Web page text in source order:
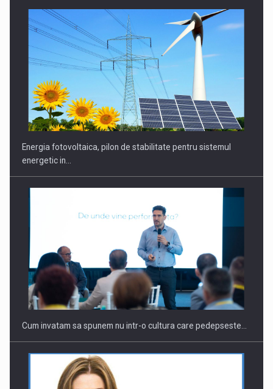
CEO Conference - Shaping The Future - Technology and…
Webinar - Business Evolution-RETHINK STRATEGY-Finantare
Investitii Digitalizare
Energia fotovoltaica, pilon de stabilitate pentru sistemul
energetic in…
Cum invatam sa spunem nu intr-o cultura care pedepseste…